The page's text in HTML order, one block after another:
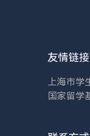
友情链接
上海市学
国家留学